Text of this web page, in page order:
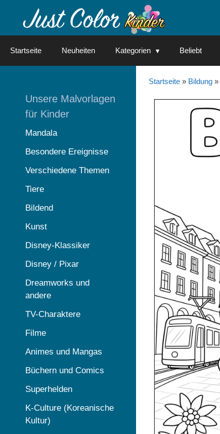
Startseite Neuheiten Kategorien Beliebt
Startseite» Bildung»
Unsere Malvorlagen
für Kinder
Mandala
Besondere Ereignisse
Verschiedene Themen
Tiere
Bildend
Kunst
Disney-Klassiker
Disney / Pixar
Dreamworks und
andere
TV-Charaktere
Filme
Animes und Mangas
Büchern und Comics
Superhelden
K-Culture (Koreanische
Kultur)